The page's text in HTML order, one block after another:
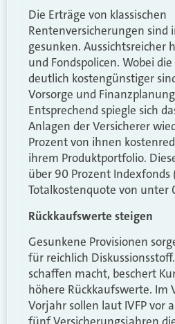
Die Erträge von klassischen
Rentenversicherungen sind
gesunken. Aussichtsreicher
und Fondspolicen. Wobei
deutlich kostengünstiger
Vorsorge und Finanzplanung
Entsprechend spiegle sich
Anlagen der Versicherer
Prozent von ihnen
ihrem Produktportfolio.
über 90 Prozent Indexfonds
Totalkostenquote von unter
Rückkaufswerte steigen
Gesunkene Provisionen
für reichlich
schaffen macht, beschert
höhere Rückkaufswerte. Im
Vorjahr sollen laut IVFP vor